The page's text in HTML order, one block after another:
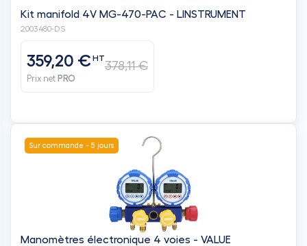
Kit manifold 4V MG-470-PAC - LINSTRUMENT
2003480-DS
359,20 €HT
Prix net PRO
378,11 €
Sur commande - 5 jours
Manomètres électronique 4 voies - VALUE